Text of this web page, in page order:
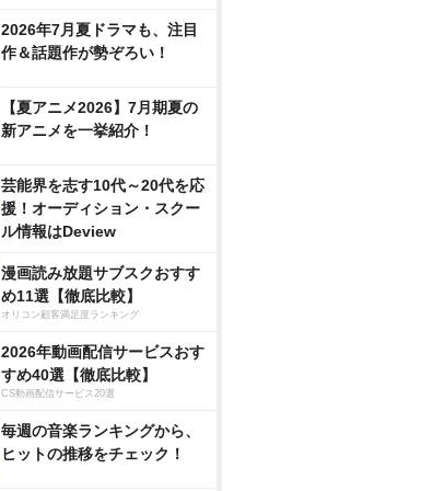
2026年7月夏ドラマも、注目
作＆話題作が勢ぞろい！
【夏アニメ2026】7月期夏の
新アニメを一挙紹介！
芸能界を志す10代～20代を応
援！オーディション・スクー
ル情報はDeview
漫画読み放題サブスクおすす
め11選【徹底比較】
オリコン顧客満足度ランキング
2026年動画配信サービスおす
すめ40選【徹底比較】
CS動画配信サービス20選
毎週の音楽ランキングから、
ヒットの推移をチェック！